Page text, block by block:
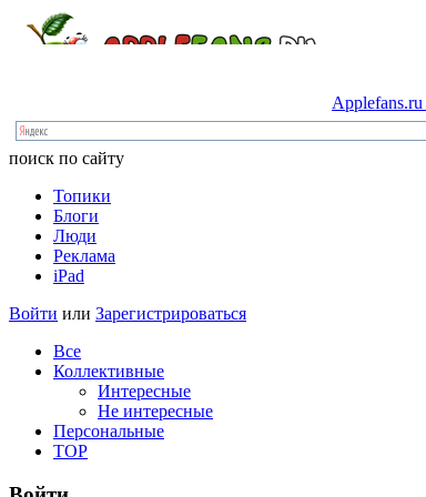
Applefans.ru
поиск по сайту
Топики
Блоги
Люди
Реклама
iPad
Войти или Зарегистрироваться
Все
Коллективные
Интересные
Не интересные
Персональные
TOP